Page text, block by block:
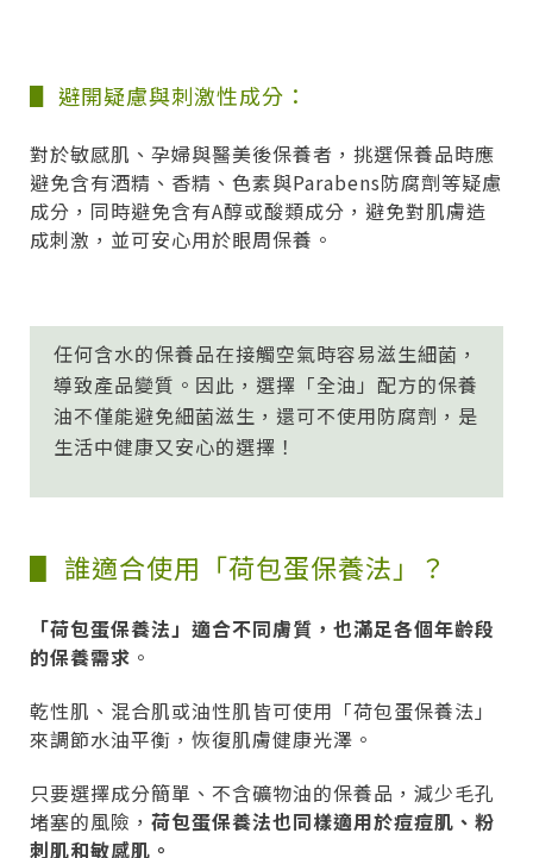
▋ 避開疑慮與刺激性成分：
對於敏感肌、孕婦與醫美後保養者，挑選保養品時應
避免含有酒精、香精、色素與Parabens防腐劑等疑慮
成分，同時避免含有A醇或酸類成分，避免對肌膚造
成刺激，並可安心用於眼周保養。
任何含水的保養品在接觸空氣時容易滋生細菌，
導致產品變質。因此，選擇「全油」配方的保養
油不僅能避免細菌滋生，還可不使用防腐劑，是
生活中健康又安心的選擇！
▋ 誰適合使用「荷包蛋保養法」？
「荷包蛋保養法」適合不同膚質，也滿足各個年齡段
的保養需求 。
乾性肌、混合肌或油性肌皆可使用「荷包蛋保養法」
來調節水油平衡，恢復肌膚健康光澤。
只要選擇成分簡單、不含礦物油的保養品，減少毛孔
堵塞的風險， 荷包蛋保養法也同樣適用於痘痘肌、粉
刺肌和敏感肌。